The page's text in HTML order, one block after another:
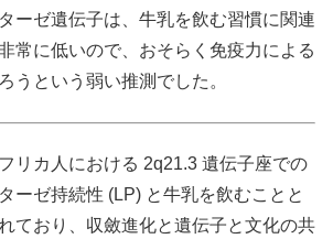
ーゼ遺伝子は、牛乳を飲む習慣に関連
常に低いので、おそらく免疫力による
うという弱い推測でした。
リカ人における 2q21.3 遺伝子座での
ーゼ持続性 (LP) と牛乳を飲むことと
ており、収斂進化と遺伝子と文化の共